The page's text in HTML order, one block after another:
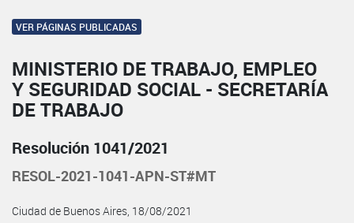
VER PÁGINAS PUBLICADAS
MINISTERIO DE TRABAJO, EMPLEO
Y SEGURIDAD SOCIAL - SECRETARÍA
DE TRABAJO
Resolución 1041/2021
RESOL-2021-1041-APN-ST#MT
Ciudad de Buenos Aires, 18/08/2021